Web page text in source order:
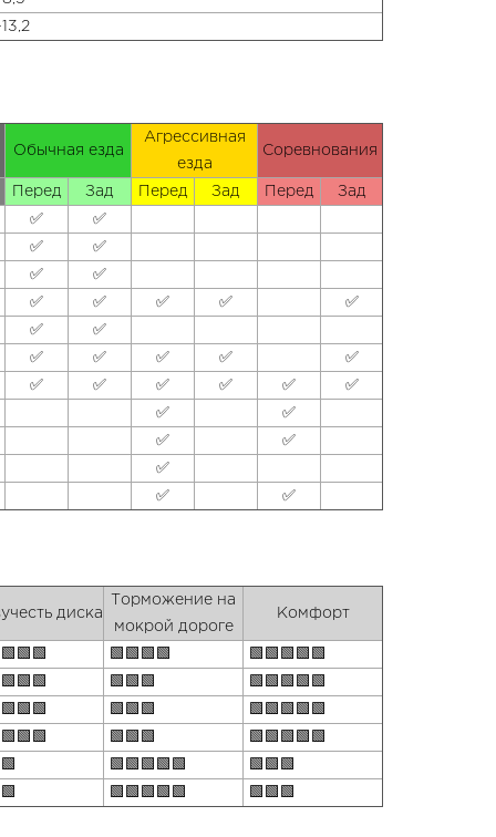
13,2
Обычная езда
Агрессивная
езда
Соревнования
Перед Зад Перед Зад Перед Зад
✅ ✅
✅ ✅
✅ ✅
✅ ✅ ✅ ✅ ✅
✅ ✅
✅ ✅ ✅ ✅ ✅
✅ ✅ ✅ ✅ ✅ ✅
✅ ✅
✅ ✅
✅
✅ ✅
диска
Торможение на
мокрой дороге
Комфорт
🟩🟩🟩🟩 🟩🟩🟩🟩🟩
🟩🟩🟩 🟩🟩🟩🟩🟩
🟩🟩🟩 🟩🟩🟩🟩🟩
🟩🟩🟩 🟩🟩🟩🟩🟩
🟩🟩🟩🟩🟩 🟩🟩🟩
🟩🟩🟩🟩🟩 🟩🟩🟩